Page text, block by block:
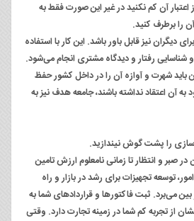
اعتبار آن کم نکنید در غیر این صورت فقط به
را برطرف کنید.
دیگران نیز قابل باور باشد. این کار با استفاده
شناسایی رفتار و دیدگاه مشتری انجام می‌شود.
باید شهرت و آوازه آن را در داخل کشور حفظ
به آن اعتقاد نداشته باشند، جامعه هدف نیز به
سازی را پشت گوش نیندازید.
صبر و انتظار تا زمانی نا‌معلوم ارزش تامین
توسعه تجهیزات برای رشد در بازار و راه
بین می‌برد. ثبت فاکتورها و قراردادهای شما به
از تجربه کم شما در زمینه تجارت دارد. وقتی